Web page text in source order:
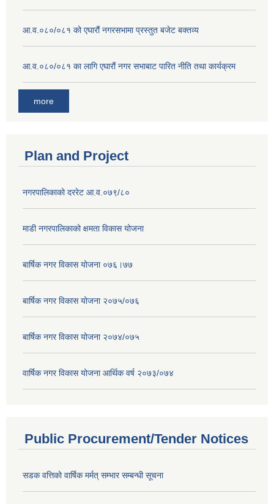
आ.व.०८०/०८१ को एघारौं नगरसभामा प्रस्तुत बजेट बक्तव्य
आ.व.०८०/०८१ का लागि एघारौं नगर सभाबाट पारित नीति तथा कार्यक्रम
more
Plan and Project
नगरपालिकाको दररेट आ.व.०७९/८०
माडी नगरपालिकाको क्षमता विकास योजना
बार्षिक नगर विकास योजना ०७६।७७
बार्षिक नगर विकास योजना २०७५/०७६
बार्षिक नगर विकास योजना २०७४/०७५
वार्षिक नगर विकास योजना आर्थिक वर्ष २०७३/०७४
Public Procurement/Tender Notices
सडक वत्तिको वार्षिक मर्मत् सम्भार सम्बन्धी सूचना